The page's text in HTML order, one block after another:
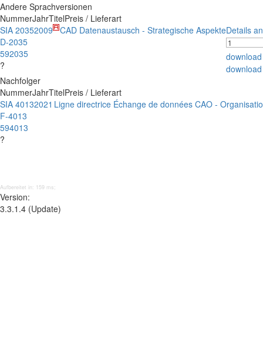
Andere Sprachversionen
NummerJahrTitelPreis / Lieferart
SIA 2035
D-2035
592035
?
2009 CAD Datenaustausch - Strategische AspekteDetails
Nachfolger
NummerJahrTitelPreis / Lieferart
SIA 4013
F-4013
594013
?
2021 Ligne directrice Échange de données CAO -
Aufbereitet in: 159 ms;
Version:
3.3.1.4 (Update)